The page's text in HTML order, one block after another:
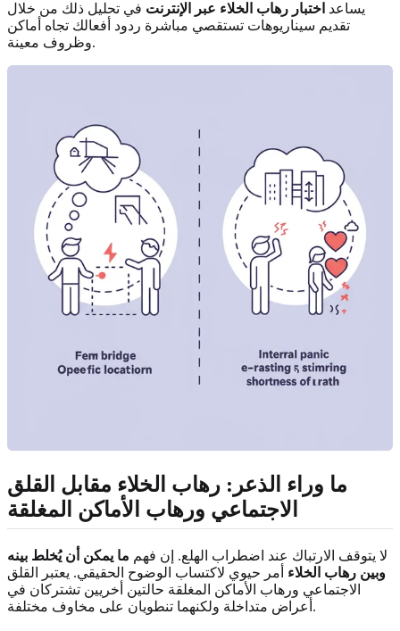
يساعد اختبار رهاب الخلاء عبر الإنترنت في تحليل ذلك من خلال
تقديم سيناريوهات تستقصي مباشرة ردود أفعالك تجاه أماكن
وظروف معينة.
ما وراء الذعر: رهاب الخلاء مقابل القلق
الاجتماعي ورهاب الأماكن المغلقة
لا يتوقف الارتباك عند اضطراب الهلع. إن فهم ما يمكن أن يُخلط بينه
وبين رهاب الخلاء أمر حيوي لاكتساب الوضوح الحقيقي. يعتبر القلق
الاجتماعي ورهاب الأماكن المغلقة حالتين أخريين تشتركان في
أعراض متداخلة ولكنهما تنطويان على مخاوف مختلفة.